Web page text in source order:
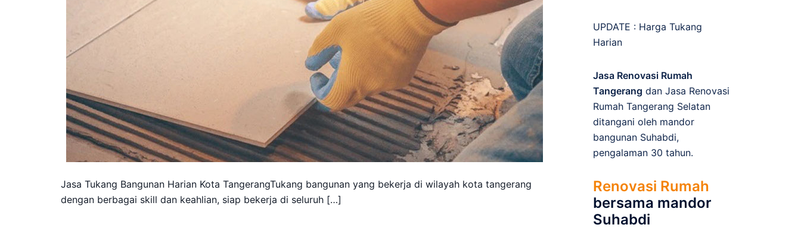
Jasa Tukang Bangunan Harian Kota TangerangTukang bangunan yang bekerja di wilayah kota tangerang
dengan berbagai skill dan keahlian, siap bekerja di seluruh […]
UPDATE : Harga Tukang
Harian
Jasa Renovasi Rumah
Tangerang dan Jasa Renovasi
Rumah Tangerang Selatan
ditangani oleh mandor
bangunan Suhabdi,
pengalaman 30 tahun.
Renovasi Rumah
bersama mandor
Suhabdi